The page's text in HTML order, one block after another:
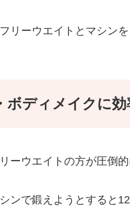
リーウエイトとマシン
ディメイクに効
ーウエイトの方が圧倒的
ンで鍛えようとすると